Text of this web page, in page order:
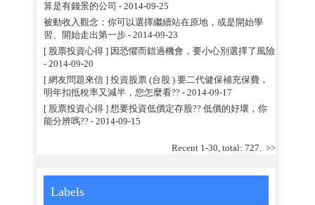
算是有錢景的公司 - 2014-09-25
被動收入觀念：你可以選擇繼續站在原地，或是開始學
習、開始走出第一步 - 2014-09-23
[ 股票投資心得 ] 因恐懼而錯過機會，要小心別選擇了風險
- 2014-09-20
[ 網友問題來信 ] 投資股票 (台股 ) 要二代健保補充保費，
明年扣抵稅率又減半，您怎麼看??- 2014-09-17
[ 股票投資心得 ] 想要投資低價定存股?? 低價的好壞，你
能分辨嗎??- 2014-09-15
Recent 1-30, total: 727. >>
Labels